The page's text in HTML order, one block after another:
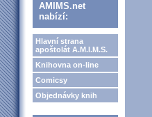
AMIMS.net
nabízí:
Hlavní strana
apoštolát A.M.I.M.S.
Knihovna on-line
Comicsy
Objednávky knih